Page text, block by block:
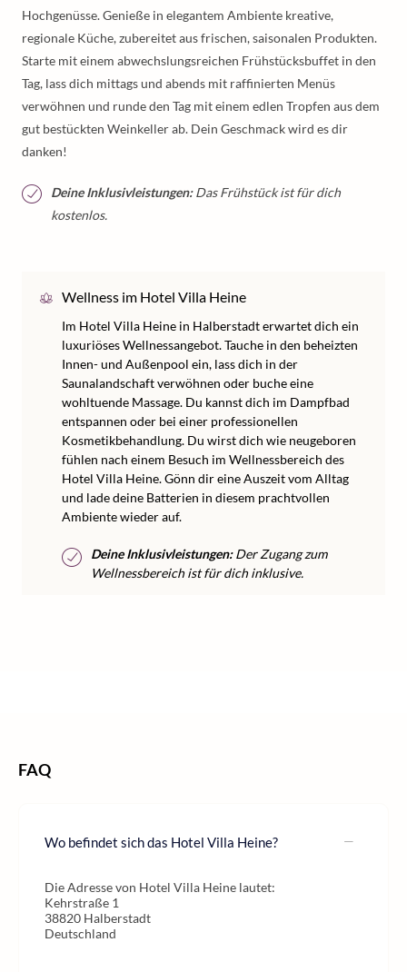
Hochgenüsse. Genieße in elegantem Ambiente kreative,
regionale Küche, zubereitet aus frischen, saisonalen Produkten.
Starte mit einem abwechslungsreichen Frühstücksbuffet in den
Tag, lass dich mittags und abends mit raffinierten Menüs
verwöhnen und runde den Tag mit einem edlen Tropfen aus dem
gut bestückten Weinkeller ab. Dein Geschmack wird es dir
danken!
Deine Inklusivleistungen:Das Frühstück ist für dich
kostenlos.
Wellness im Hotel Villa Heine
Im Hotel Villa Heine in Halberstadt erwartet dich ein
luxuriöses Wellnessangebot. Tauche in den beheizten
Innen- und Außenpool ein, lass dich in der
Saunalandschaft verwöhnen oder buche eine
wohltuende Massage. Du kannst dich im Dampfbad
entspannen oder bei einer professionellen
Kosmetikbehandlung. Du wirst dich wie neugeboren
fühlen nach einem Besuch im Wellnessbereich des
Hotel Villa Heine. Gönn dir eine Auszeit vom Alltag
und lade deine Batterien in diesem prachtvollen
Ambiente wieder auf.
Deine Inklusivleistungen:Der Zugang zum
Wellnessbereich ist für dich inklusive.
FAQ
Wo befindet sich das Hotel Villa Heine?
Die Adresse von Hotel Villa Heine lautet:
Kehrstraße 1
38820 Halberstadt
Deutschland